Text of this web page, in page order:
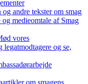
og andre tekster om smag
og medieomtale af Smag
vores
legatmodtagere og se,
om smagens